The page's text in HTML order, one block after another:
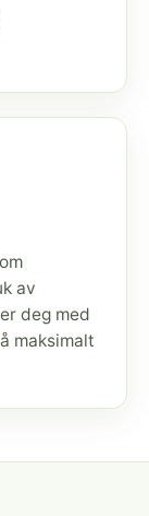
av
deg med
maksimalt